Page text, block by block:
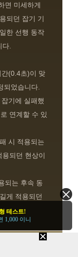
면 미세하게
되던 잡기 기
한 선행 동작
.
(0.4초)이 맞
되었습니다.
기에 실패했
연계할 수 있
시 적용되는
되던 현상이
되는 후속 동
게 적용되던
테스트!
1,000 이니